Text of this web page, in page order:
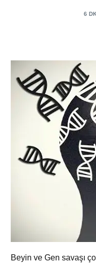
6
Beyin ve Gen savaşı